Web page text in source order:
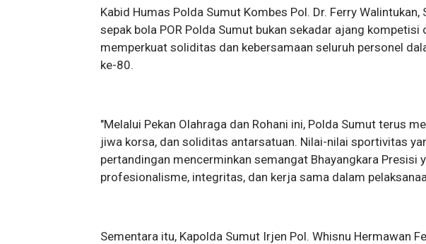
Kabid Humas Polda Sumut Kombes Pol. Dr. Ferry Walintukan,
sepak bola POR Polda Sumut bukan sekadar ajang
memperkuat soliditas dan kebersamaan seluruh personel
ke-80.
"Melalui Pekan Olahraga dan Rohani ini, Polda Sumut terus
jiwa korsa, dan soliditas antarsatuan. Nilai-nilai sportivitas
pertandingan mencerminkan semangat Bhayangkara Presisi
profesionalisme, integritas, dan kerja sama dalam
Sementara itu, Kapolda Sumut Irjen Pol. Whisnu Hermawan